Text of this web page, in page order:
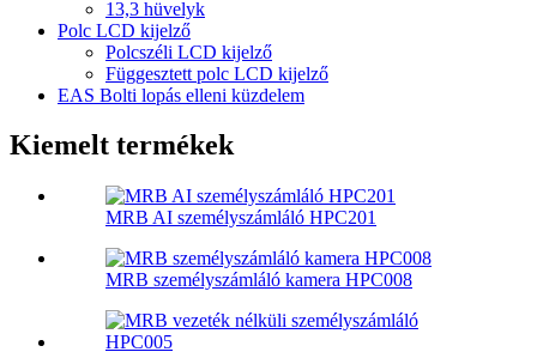
13,3 hüvelyk
Polc LCD kijelző
Polcszéli LCD kijelző
Függesztett polc LCD kijelző
EAS Bolti lopás elleni küzdelem
Kiemelt termékek
MRB AI személyszámláló HPC201
MRB személyszámláló kamera HPC008